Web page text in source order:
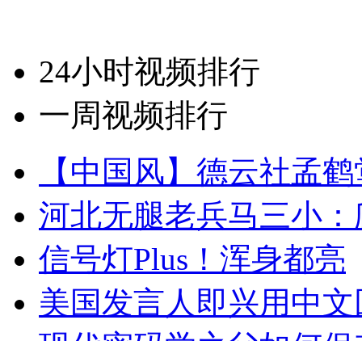
24小时视频排行
一周视频排行
【中国风】德云社孟
河北无腿老兵马三小
信号灯Plus！浑身都亮
美国发言人即兴用中